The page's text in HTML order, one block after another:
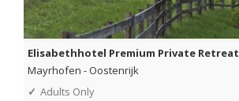
Elisabethhotel Premium Private Retreat
Mayrhofen -Oostenrijk
✓ Adults Only